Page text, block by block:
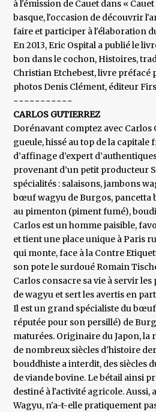
à l'émission de Cauet dans «
basque, l'occasion de découvrir
faire et participer à l'élaboration
En 2013, Eric Ospital a publié le
bon dans le cochon, Histoires,
Christian Etchebest, livre préfacé
photos Denis Clément, éditeur
~~~~~~~~~~~
CARLOS GUTIERREZ
Dorénavant comptez avec Carlos
gueule, hissé au top de la capitale
d’affinage d’expert
provenant d’un petit producteur
spécialités : salaisons, jambons
bœuf wagyu de Burgos, pancetta
au pimenton (piment fumé),
Carlos est un homme paisible,
et tient une place unique à Paris
qui monte, face à la Contre
son pote le surdoué Romain
Carlos consacre sa vie à servir les
de wagyu et sert les avertis en
Il est un grand spécialiste du
réputée pour son persillé) de
maturées. Originaire du Japon, la
de nombreux siècles d'histoire
bouddhiste a interdit, des siècles
de viande bovine. Le bétail ainsi
destiné à l'activité agricole. Aussi,
Wagyu, n'a-t-elle pratiquement